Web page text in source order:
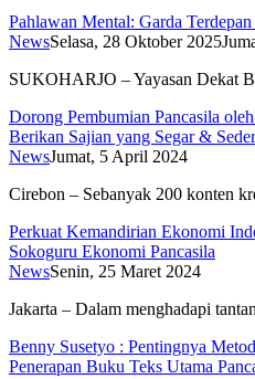
Pahlawan Mental: Garda
NewsSelasa, 28 Oktober 2025
SUKOHARJO – Yayasan Dekat
Dorong Pembumian Pancasila
Berikan Sajian yang Segar &
NewsJumat, 5 April 2024
Cirebon – Sebanyak 200 konten
Perkuat Kemandirian Ekonomi
Sokoguru Ekonomi Pancasila
NewsSenin, 25 Maret 2024
Jakarta – Dalam menghadapi
Benny Susetyo : Pentingnya
Penerapan Buku Teks Utama